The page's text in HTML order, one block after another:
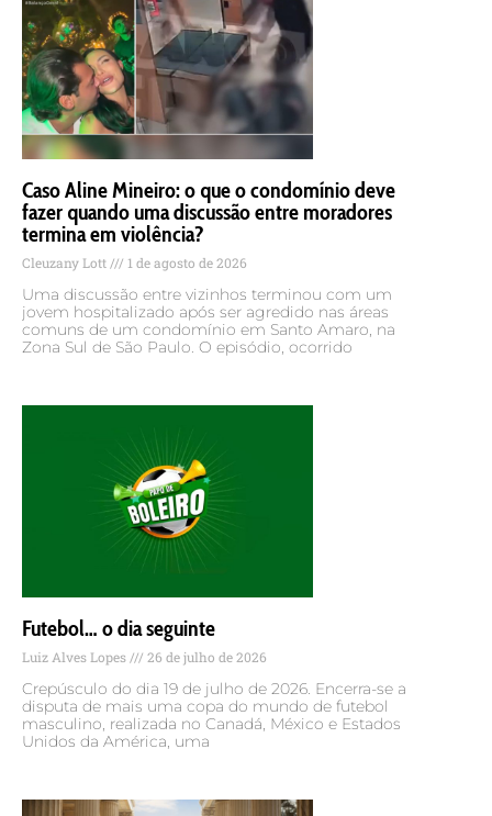
Caso Aline Mineiro: o que o condomínio deve
fazer quando uma discussão entre moradores
termina em violência?
Cleuzany Lott 1 de agosto de 2026
Uma discussão entre vizinhos terminou com um
jovem hospitalizado após ser agredido nas áreas
comuns de um condomínio em Santo Amaro, na
Zona Sul de São Paulo. O episódio, ocorrido
Futebol… o dia seguinte
Luiz Alves Lopes 26 de julho de 2026
Crepúsculo do dia 19 de julho de 2026. Encerra-se a
disputa de mais uma copa do mundo de futebol
masculino, realizada no Canadá, México e Estados
Unidos da América, uma